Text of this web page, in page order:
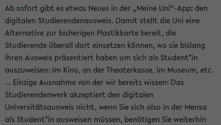
Ab sofort gibt es etwas Neues in der „Meine Uni“-App: den
digitalen Studierendenausweis. Damit stellt die Uni eine
Alternative zur bisherigen Plastikkarte bereit, die
Studierende überall dort einsetzen können, wo sie bislang
ihren Ausweis präsentiert haben um sich als Student*in
auszuweisen: Im Kino, an der Theaterkasse, im Museum, etc.
... Einzige Ausnahme von der wir bereits wissen: Das
Studierendenwerk akzeptiert den digitalen
Universitätsausweis nicht, wenn Sie sich also in der Mensa
als Student*in ausweisen müssen, benötigen Sie weiterhin